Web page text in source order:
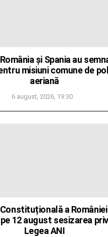
și Spania au
misiuni comune de
aeriană
6 august, 2026, 19:30
a
12 august sesizarea
Legea ANI